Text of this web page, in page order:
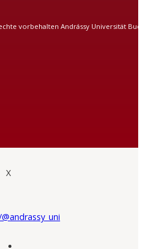
vorbehalten Andrássy Universität
X